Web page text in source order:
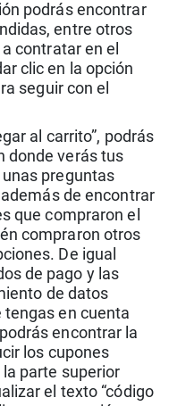
podrás encontrar
entre otros
contratar en el
clic en la opción
seguir con el
al carrito”, podrás
donde verás tus
preguntas
de encontrar
que compraron el
compraron otros
De igual
de pago y las
de datos
en cuenta
encontrar la
los cupones
parte superior
el texto “código